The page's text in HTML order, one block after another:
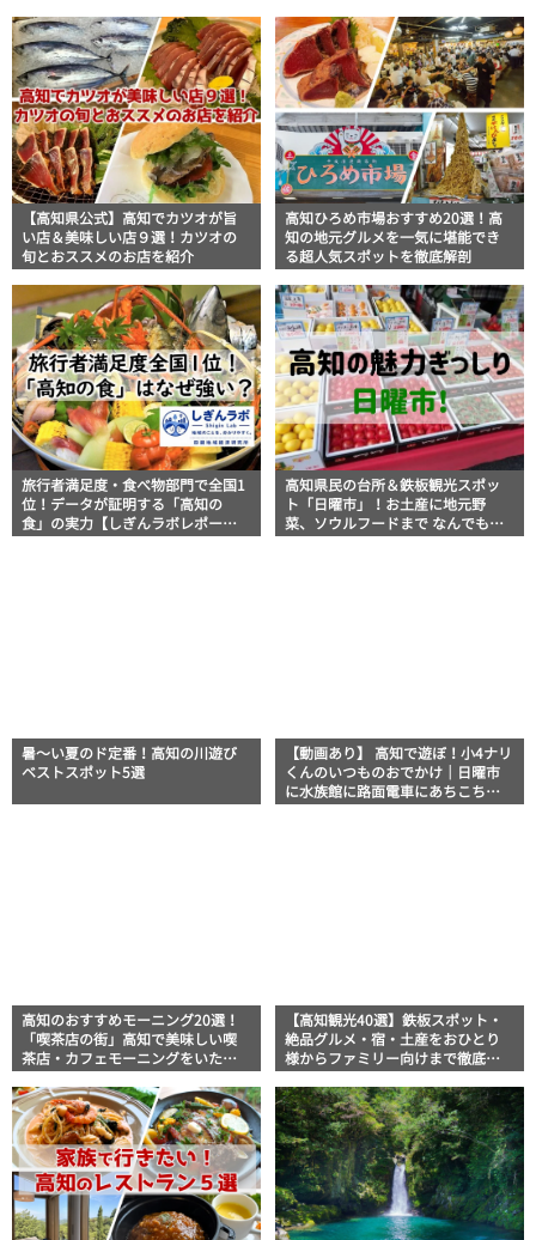
【高知県公式】高知でカツオが旨
い店＆美味しい店９選！カツオの
旬とおススメのお店を紹介
高知ひろめ市場おすすめ20選！高
知の地元グルメを一気に堪能でき
る超人気スポットを徹底解剖
旅行者満足度・食べ物部門で全国1
位！データが証明する「高知の
食」の実力【しぎんラボレポー
高知県民の台所＆鉄板観光スポッ
ト「日曜市」！お土産に地元野
菜、ソウルフードまで なんでもそ
暑～い夏のド定番！高知の川遊び
ベストスポット5選
【動画あり】 高知で遊ぼ！小4ナリ
くんのいつものおでかけ｜日曜市
に水族館に路面電車にあちこち巡
高知のおすすめモーニング20選！
「喫茶店の街」高知で美味しい喫
茶店・カフェモーニングをいただ
【高知観光40選】鉄板スポット・
絶品グルメ・宿・土産をおひとり
様からファミリー向けまで徹底解